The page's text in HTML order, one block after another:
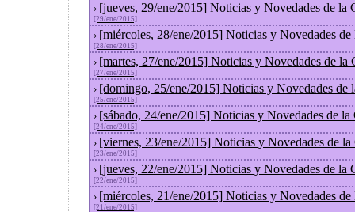
› [jueves, 29/ene/2015] Noticias y Novedades de la
[29/ene/2015]
› [miércoles, 28/ene/2015] Noticias y Novedades
[28/ene/2015]
› [martes, 27/ene/2015] Noticias y Novedades de la
[27/ene/2015]
› [domingo, 25/ene/2015] Noticias y Novedades de
[25/ene/2015]
› [sábado, 24/ene/2015] Noticias y Novedades de la
[24/ene/2015]
› [viernes, 23/ene/2015] Noticias y Novedades de
[23/ene/2015]
› [jueves, 22/ene/2015] Noticias y Novedades de la
[22/ene/2015]
› [miércoles, 21/ene/2015] Noticias y Novedades
[21/ene/2015]